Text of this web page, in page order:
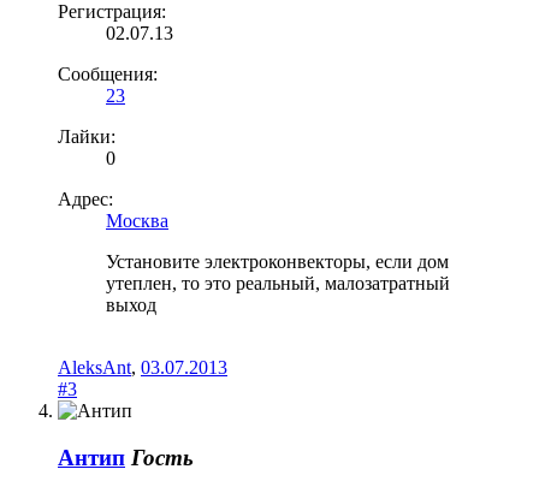
Регистрация:
02.07.13
Сообщения:
23
Лайки:
0
Адрес:
Москва
Установите электроконвекторы, если дом
утеплен, то это реальный, малозатратный
выход
AleksAnt, 03.07.2013
#3
Антип Гость